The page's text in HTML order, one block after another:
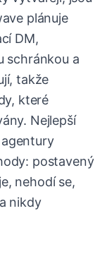
plánuje
DM,
schránkou a
takže
které
Nejlepší
postavený
nehodí se,
nikdy